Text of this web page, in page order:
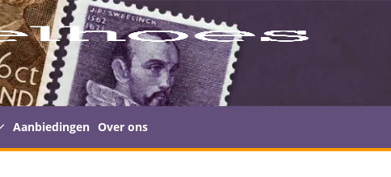
Aanbiedingen Over ons